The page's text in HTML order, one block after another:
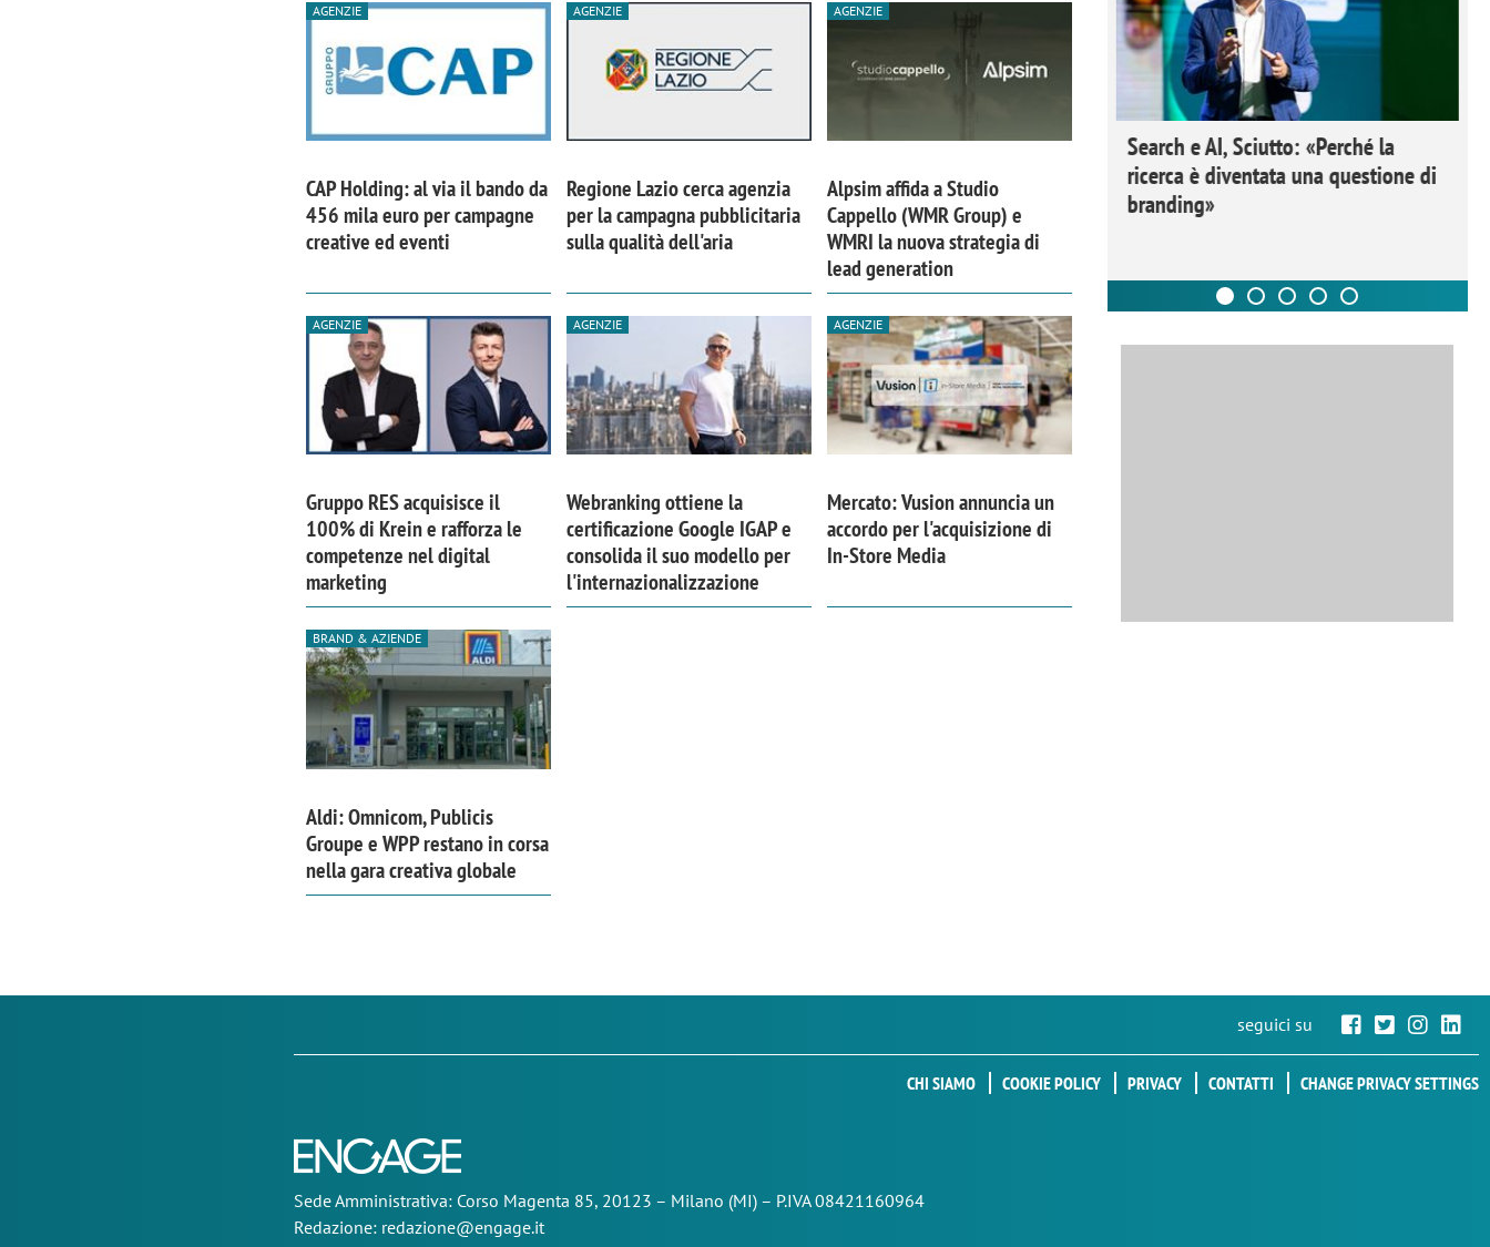
AGENZIE
CAP Holding: al via il bando da
456 mila euro per campagne
creative ed eventi
AGENZIE
Regione Lazio cerca agenzia
per la campagna pubblicitaria
sulla qualità dell'aria
AGENZIE
Alpsim affida a Studio
Cappello (WMR Group) e
WMRI la nuova strategia di
lead generation
AGENZIE
Gruppo RES acquisisce il
100% di Krein e rafforza le
competenze nel digital
marketing
AGENZIE
Webranking ottiene la
certificazione Google IGAP e
consolida il suo modello per
l'internazionalizzazione
AGENZIE
Mercato: Vusion annuncia un
accordo per l'acquisizione di
In-Store Media
BRAND & AZIENDE
Aldi: Omnicom, Publicis
Groupe e WPP restano in corsa
nella gara creativa globale
comunicazione crea un brand food:
«Marketing e prodotto devono
Emanuele Viora di Deloitte Digital:
«La creatività resta centrale, l’AI deve
amplificare il talento»
Ricerche di mercato. Neri, Ipsos
Doxa: «Non basta più descrivere i
fenomeni: bisogna comprenderli e
tradurli in azioni»
Search e AI, Sciutto: «Perché la
ricerca è diventata una questione di
branding»
seguici su
CHI SIAMO COOKIE POLICY PRIVACY CONTATTI CHANGE PRIVACY SETTINGS
SedeAmministrativa: Corso Magenta 85, 20123 – Milano (MI) – P.IVA 08421160964
Redazione: redazione@engage.it